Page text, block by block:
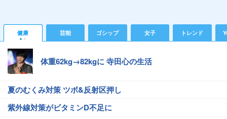
健康 芸能 ゴシップ 女子 トレンド
体重62kg→82kgに 寺田心の生活
夏のむくみ対策 ツボ&反射区押し
紫外線対策がビタミンD不足に